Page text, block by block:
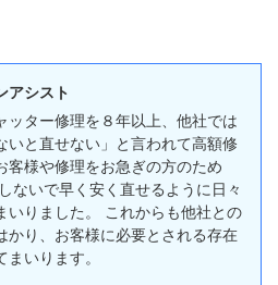
アシスト
ッター修理を８年以上、他社では
いと直せない」と言われて高額修
客様や修理をお急ぎの方のため
ないで早く安く直せるように日々
いりました。 これからも他社との
かり、お客様に必要とされる存在
まいります。